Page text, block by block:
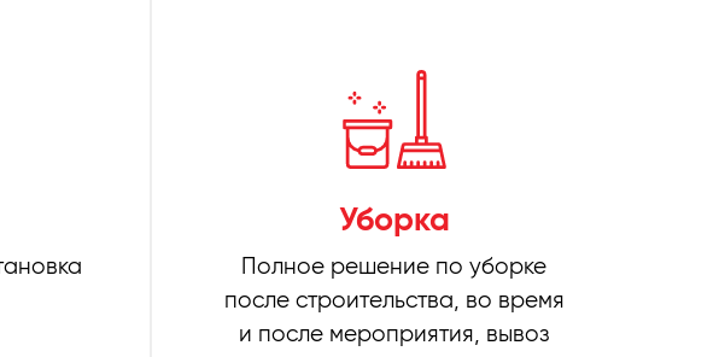
Уборка
Полное решение по уборке
после строительства, во время
и после мероприятия, вывоз